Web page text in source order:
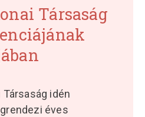
Társaság
idén
éves